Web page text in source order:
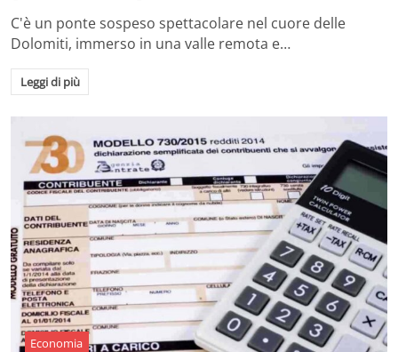
C'è un ponte sospeso spettacolare nel cuore delle
Dolomiti, immerso in una valle remota e…
Leggi di più
Economia